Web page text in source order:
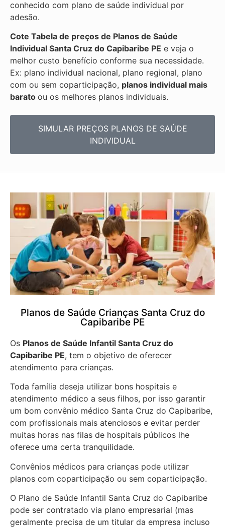
conhecido com plano de saúde individual por
adesão.
Cote Tabela de preços de Planos de Saúde
Individual Santa Cruz do Capibaribe PE e veja o
melhor custo benefício conforme sua necessidade.
Ex: plano individual nacional, plano regional, plano
com ou sem coparticipação, planos individual mais
barato ou os melhores planos individuais.
SIMULAR PREÇOS PLANOS DE SAÚDE
INDIVIDUAL
Planos de Saúde Crianças Santa Cruz do
Capibaribe PE
Os Planos de Saúde Infantil Santa Cruz do
Capibaribe PE, tem o objetivo de oferecer
atendimento para crianças.
Toda família deseja utilizar bons hospitais e
atendimento médico a seus filhos, por isso garantir
um bom convênio médico Santa Cruz do Capibaribe,
com profissionais mais atenciosos e evitar perder
muitas horas nas filas de hospitais públicos lhe
oferece uma certa tranquilidade.
Convênios médicos para crianças pode utilizar
planos com coparticipação ou sem coparticipação.
O Plano de Saúde Infantil Santa Cruz do Capibaribe
pode ser contratado via plano empresarial (mas
geralmente precisa de um titular da empresa incluso